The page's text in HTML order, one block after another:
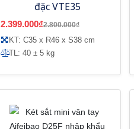
đặc VTE35
2.399.000₫2.800.000₫
KT: C35 x R46 x S38 cm
TL: 40 ± 5 kg